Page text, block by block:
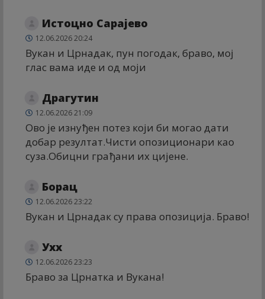
Истоцно Сарајево
12.06.2026 20:24
Вукан и Црнадак, пун погодак, браво, мој
глас вама иде и од моји
Драгутин
12.06.2026 21:09
Ово је изнуђен потез који би могао дати
добар резултат.Чисти опозиционари као
суза.Обицни грађани их цијене.
Борац
12.06.2026 23:22
Вукан и Црнадак су права опозиција. Браво!
Ухх
12.06.2026 23:23
Браво за Црнатка и Вукана!